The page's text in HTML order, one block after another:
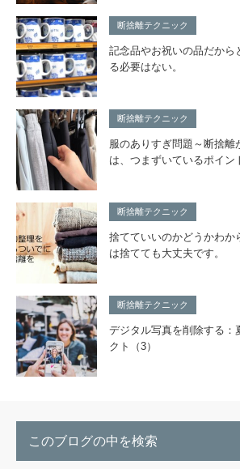
断捨離テクニック
記念品やお祝いの品だから
る必要はない。
断捨離テクニック
服のありすぎ問題～断捨離
は、つまずいているポイン
断捨離テクニック
捨てていいのかどうかわか
は捨てても大丈夫です。
断捨離テクニック
デジタル写真を削除する：
クト（3）
このブログの中を検索